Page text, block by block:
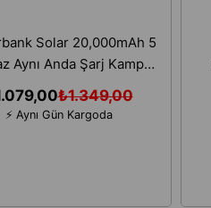
Solar 20,000mAh 5
Aynı Anda Şarj Kamp
₺1.349,00
⚡ Aynı Gün Kargoda